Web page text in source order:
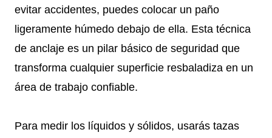
evitar accidentes, puedes colocar un paño
ligeramente húmedo debajo de ella. Esta técnica
de anclaje es un pilar básico de seguridad que
transforma cualquier superficie resbaladiza en un
área de trabajo confiable.
Para medir los líquidos y sólidos, usarás tazas